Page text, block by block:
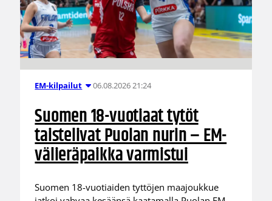
EM-kilpailut 06.08.2026 21:24
Suomen 18-vuotiaat tytöt
taistelivat Puolan nurin – EM-
välieräpaikka varmistui
Suomen 18-vuotiaiden tyttöjen maajoukkue